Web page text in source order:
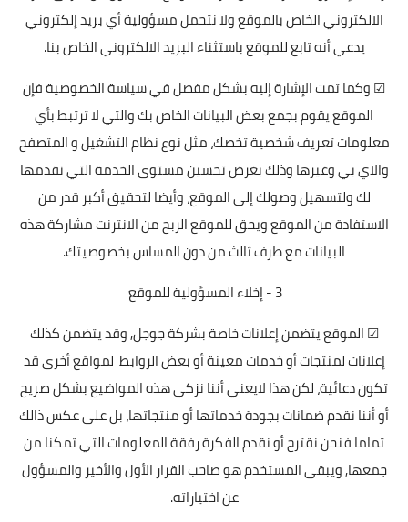
الالكتروني الخاص بالموقع ولا نتحمل مسؤولية أي بريد إلكتروني
يدعي أنه تابع للموقع باستثناء البريد الالكتروني الخاص بنا.
☑ وكما تمت الإشارة إليه بشكل مفصل في سياسة الخصوصية فإن
الموقع يقوم بجمع بعض البيانات الخاص بك والتي لا ترتبط بأي
معلومات تعريف شخصية تخصك، مثل نوع نظام التشغيل و المتصفح
والاي بي وغيرها وذلك بغرض تحسين مستوى الخدمة التي نقدمها
لك ولتسهيل وصولك إلى الموقع، وأيضا لتحقيق أكبر قدر من
الاستفادة من الموقع ويحق للموقع الربح من الانترنت مشاركة هذه
البيانات مع طرف ثالث من دون المساس بخصوصيتك.
3 - إخلاء المسؤولية للموقع
☑ الموقع يتضمن إعلانات خاصة بشركة جوجل, وقد يتضمن كذلك
إعلانات لمنتجات أو خدمات معينة أو بعض الروابط لمواقع أخرى قد
تكون دعائية، لكن هذا لايعني أننا نزكي هذه المواضيع بشكل صريح
أو أننا نقدم ضمانات بجودة خدماتها أو منتجاتها، بل على عكس ذالك
تماما فنحن نقترح أو نقدم الفكرة رفقة المعلومات التي تمكنا من
جمعها, ويبقى المستخدم هو صاحب القرار الأول والأخير والمسؤول
عن اختياراته.